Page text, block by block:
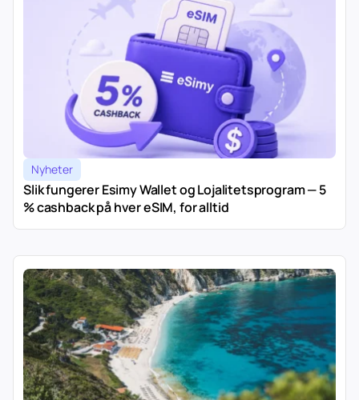
Nyheter
Slik fungerer Esimy Wallet og Lojalitetsprogram — 5
% cashback på hver eSIM, for alltid